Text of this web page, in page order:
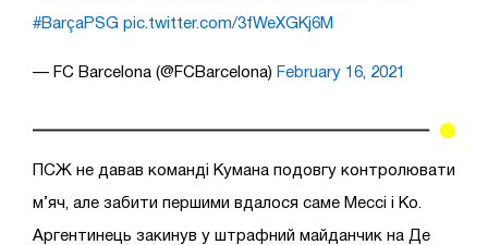
#BarçaPSG pic.twitter.com/3fWeXGKj6M
— FC Barcelona (@FCBarcelona) February 16, 2021
ПСЖ не давав команді Кумана подовгу контролювати
м’яч, але забити першими вдалося саме Мессі і Ко.
Аргентинець закинув у штрафний майданчик на Де